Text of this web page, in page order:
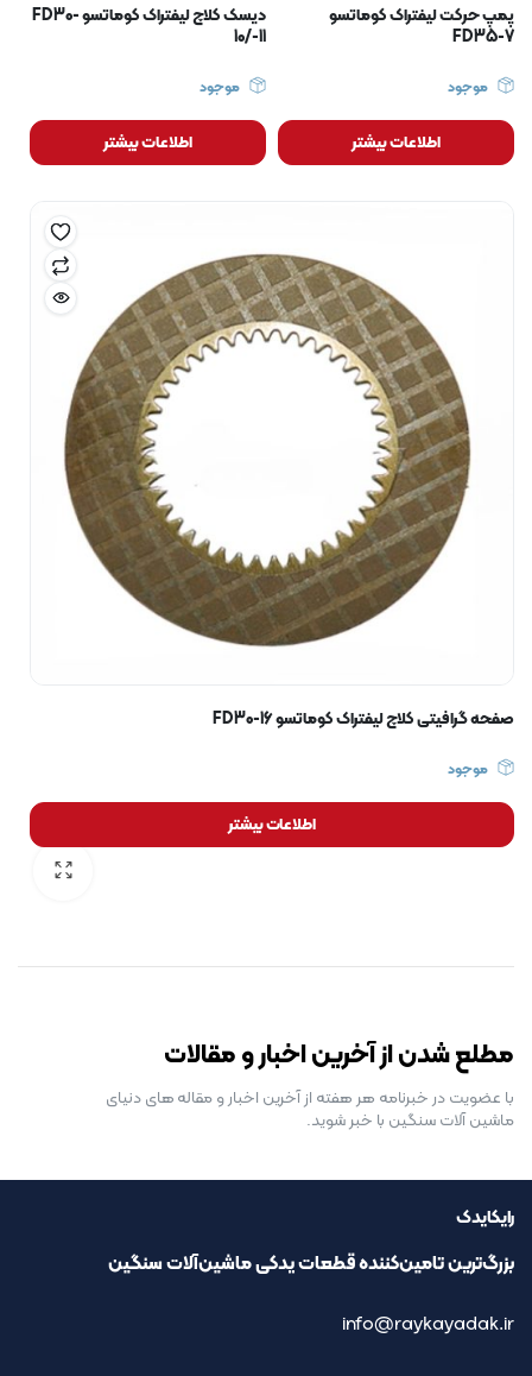
پمپ حرکت لیفتراک کوماتسو
FD35-7
موجود
اطلاعات بیشتر
دیسک کلاچ لیفتراک کوماتسو FD30-
10/-11
موجود
اطلاعات بیشتر
صفحه گرافیتی کلاچ لیفتراک کوماتسو FD30-16
موجود
اطلاعات بیشتر
مطلع شدن از آخرین اخبار و مقالات
با عضویت در خبرنامه هر هفته از آخرین اخبار و مقاله های دنیای
ماشین آلات سنگین با خبر شوید.
رایکایدک
بزرگ‌ترین تامین‌کننده قطعات یدکی ماشین‌آلات سنگین
info@raykayadak.ir